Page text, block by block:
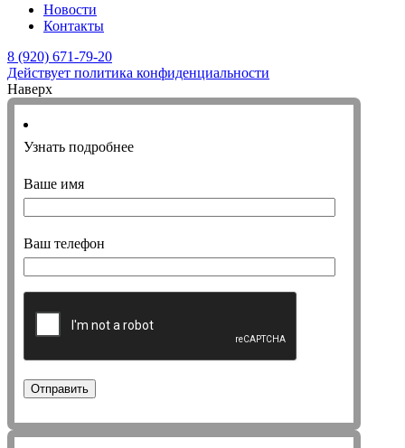
Новости
Контакты
8 (920) 671-79-20
Действует политика конфиденциальности
Наверх
Узнать подробнее
Ваше имя
Ваш телефон